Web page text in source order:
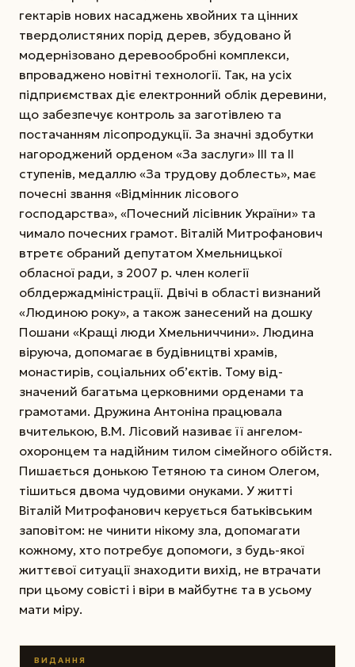
гектарів нових насаджень хвойних та цінних
твердолистяних порід дерев, збудовано й
модернізовано деревообробні комплекси,
впроваджено новітні технології. Так, на усіх
підприємствах діє електрон­ний облік деревини,
що забезпечує контроль за заготівлею та
постачанням лісопродукції. За значні здобутки
нагороджений орденом «За заслуги» ІІІ та ІІ
ступенів, медаллю «За трудову доблесть», має
почесні звання «Відмінник лісового
господарства», «Почесний лісівник України» та
чимало почесних грамот. Віталій Митрофанович
втретє обраний депутатом Хмельницької
обласної ради, з 2007 р. член колегії
облдержадміністрації. Двічі в області визнаний
«Людиною року», а також занесений на дошку
Пошани «Кращі люди Хмельниччини». Людина
віруюча, допомагає в будівництві храмів,
монастирів, соціальних об’єктів. Тому від­
значений багатьма церковними орденами та
грамотами. Дружина Антоніна працювала
вчителькою, В.М. Лісовий називає її ангелом-
охоронцем та надійним тилом сімейного обійстя.
Пишається донькою Тетяною та сином Олегом,
тішиться двома чудовими онуками. У житті
Віталій Митрофанович керується батьківським
заповітом: не чинити нікому зла, допомагати
кожному, хто потребує допомоги, з будь-якої
життєвої ситуації знаходити вихід, не втрачати
при цьому совісті і віри в майбутнє та в усьому
мати міру.
ВИДАННЯ